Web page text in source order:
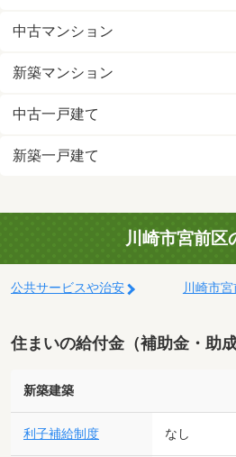
中古マンション
新築マンション
中古一戸建て
新築一戸建て
川崎市宮前区
公共サービスや治安 川崎市
住まいの給付金（補助金・助成
新築建築
利子補給制度 なし